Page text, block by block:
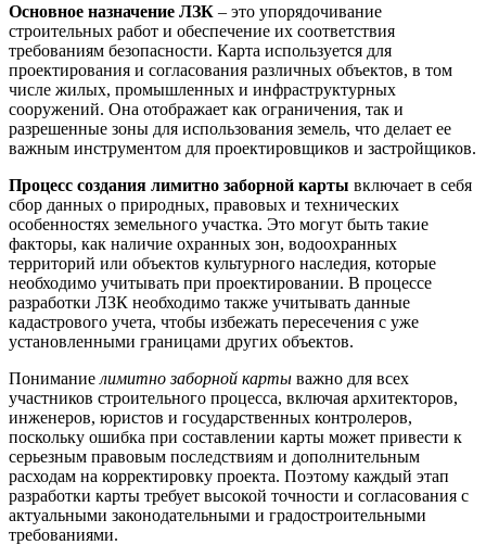
Основное назначение ЛЗК – это упорядочивание
строительных работ и обеспечение их соответствия
требованиям безопасности. Карта используется для
проектирования и согласования различных объектов, в том
числе жилых, промышленных и инфраструктурных
сооружений. Она отображает как ограничения, так и
разрешенные зоны для использования земель, что делает ее
важным инструментом для проектировщиков и застройщиков.
Процесс создания лимитно заборной карты включает в себя
сбор данных о природных, правовых и технических
особенностях земельного участка. Это могут быть такие
факторы, как наличие охранных зон, водоохранных
территорий или объектов культурного наследия, которые
необходимо учитывать при проектировании. В процессе
разработки ЛЗК необходимо также учитывать данные
кадастрового учета, чтобы избежать пересечения с уже
установленными границами других объектов.
Понимание лимитно заборной карты важно для всех
участников строительного процесса, включая архитекторов,
инженеров, юристов и государственных контролеров,
поскольку ошибка при составлении карты может привести к
серьезным правовым последствиям и дополнительным
расходам на корректировку проекта. Поэтому каждый этап
разработки карты требует высокой точности и согласования с
актуальными законодательными и градостроительными
требованиями.